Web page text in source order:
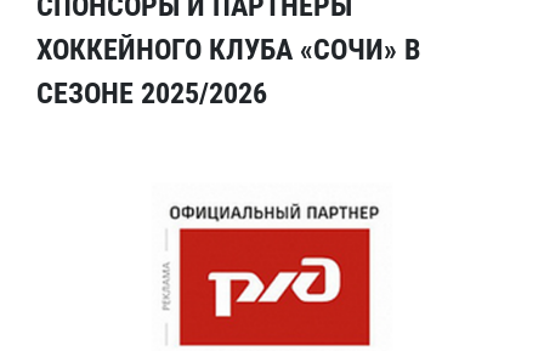
ХОККЕЙНОГО КЛУБА «СОЧИ» В
СЕЗОНЕ 2025/2026